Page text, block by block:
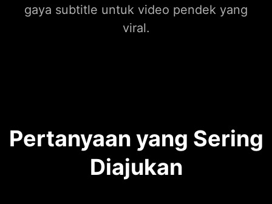
gaya subtitle untuk video pendek yang
viral.
Pertanyaan yang Sering
Diajukan